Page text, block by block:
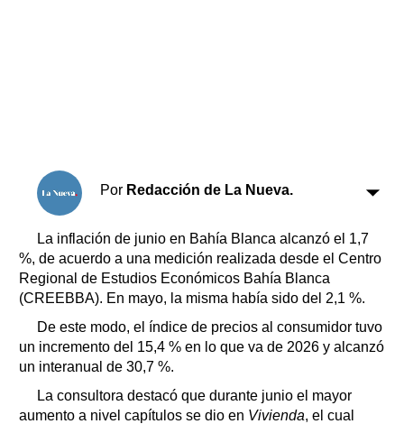
Por Redacción de La Nueva.
La inflación de junio en Bahía Blanca alcanzó el 1,7
%, de acuerdo a una medición realizada desde el Centro
Regional de Estudios Económicos Bahía Blanca
(CREEBBA). En mayo, la misma había sido del 2,1 %.
De este modo, el índice de precios al consumidor tuvo
un incremento del 15,4 % en lo que va de 2026 y alcanzó
un interanual de 30,7 %.
La consultora destacó que durante junio el mayor
aumento a nivel capítulos se dio en Vivienda, el cual